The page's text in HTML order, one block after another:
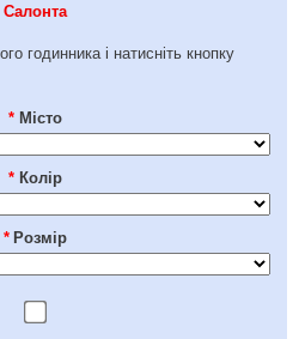
Салонта
годинника і натисніть кнопку
* Місто
* Колір
* Розмір